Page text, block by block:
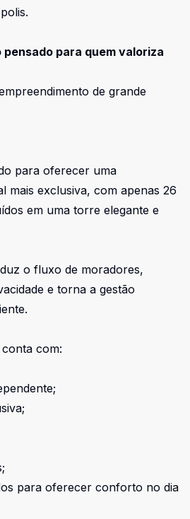
pensado para quem valoriza
de grande
para oferecer uma
mais exclusiva, com apenas 26
em uma torre elegante e
o fluxo de moradores,
e torna a gestão
com:
para oferecer conforto no dia